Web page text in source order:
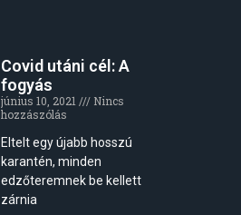
Covid utáni cél: A
fogyás
június 10, 2021
Nincs
hozzászólás
Eltelt egy újabb hosszú
karantén, minden
edzőteremnek be kellett
zárnia